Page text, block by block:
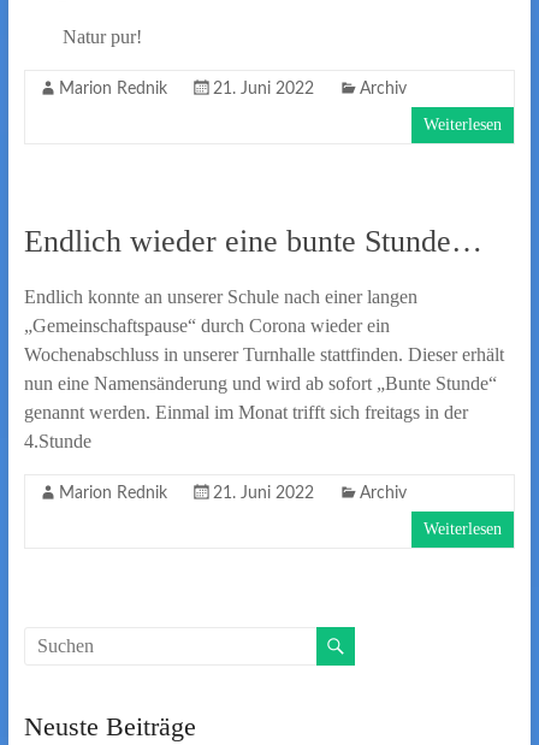
Natur pur!
Marion Rednik 21. Juni 2022 Archiv
Weiterlesen
Endlich wieder eine bunte Stunde…
Endlich konnte an unserer Schule nach einer langen
„Gemeinschaftspause“ durch Corona wieder ein
Wochenabschluss in unserer Turnhalle stattfinden. Dieser erhält
nun eine Namensänderung und wird ab sofort „Bunte Stunde“
genannt werden. Einmal im Monat trifft sich freitags in der
4.Stunde
Marion Rednik 21. Juni 2022 Archiv
Weiterlesen
Neuste Beiträge